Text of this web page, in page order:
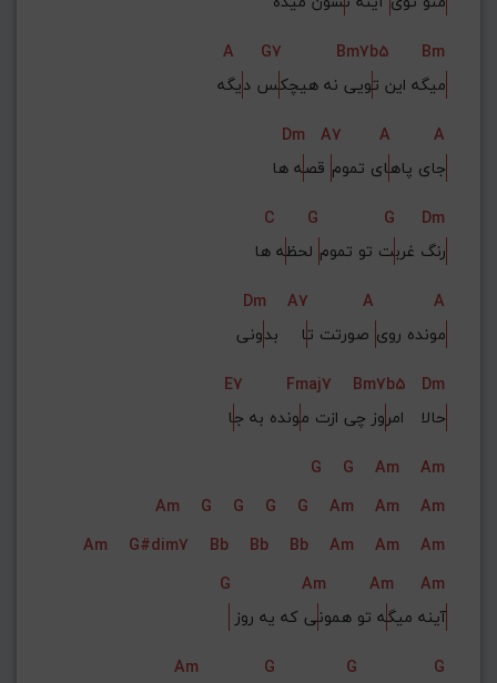
A
G7 Bm7b5
Bm
میگه این تویی نه هیچکس دیگه
Dm A7 A
A
جای پاهای تموم قصه ها
C
G G
Dm
رنگ غربت تو تموم لحظه ها
Dm
A7 A
A
مونده روی صورتت تا    بدونی
E7
Fmaj7 Bm7b5
Dm
حالا   امروز چی ازت مونده به جا
G
G Am
Am
Am
G G G G Am Am
Am
Am
G#dim7 Bb Bb Bb Am Am
Am
G
Am Am
Am
آینه میگه تو همونی که یه روز
Am
G G
G